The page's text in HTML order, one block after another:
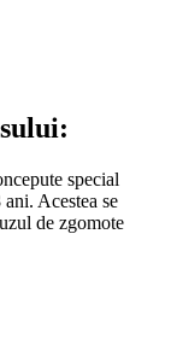
special
Acestea se
de zgomote